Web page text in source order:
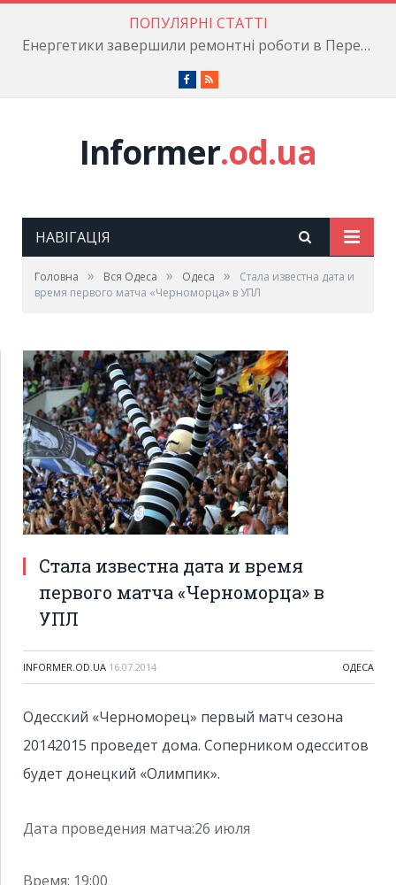
ПОПУЛЯРНІ СТАТТІ
Енергетики завершили ремонтні роботи в Пересипському районі
Facebook
RSS
Informer.od.ua
НАВІГАЦІЯ
Головна » Вся Одеса » Одеса »
Стала известна дата и
время первого матча «Черноморца» в УПЛ
Стала известна дата и время
первого матча «Черноморца» в
УПЛ
INFORMER.OD.UA 16.07.2014 ОДЕСА
Одесский «Черноморец» первый матч сезона
20142015 проведет дома. Соперником одесситов
будет донецкий «Олимпик».
Дата проведения матча:26 июля
Время: 19:00